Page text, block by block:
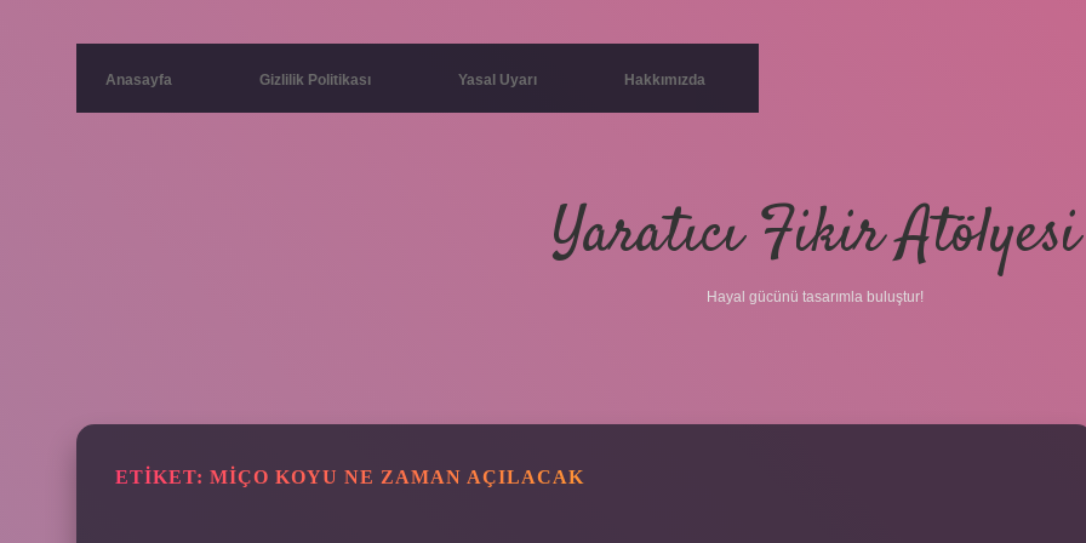
Anasayfa Gizlilik Politikası Yasal Uyarı Hakkımızda
Yaratıcı Fikir Atölyesi
Hayal gücünü tasarımla buluştur!
ETIKET: MIÇO KOYU NE ZAMAN AÇILACAK